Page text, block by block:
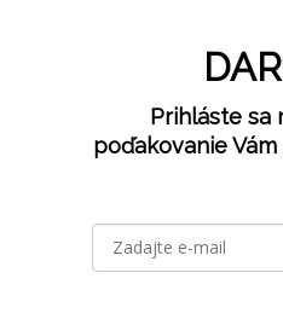
Prihláste sa
poďakovanie